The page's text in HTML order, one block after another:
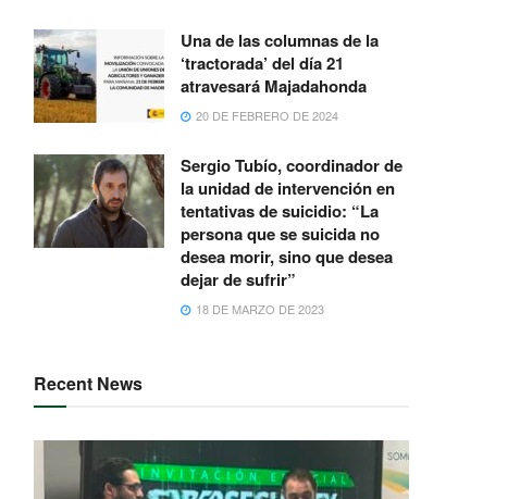
Una de las columnas de la
‘tractorada’ del día 21
atravesará Majadahonda
20 DE FEBRERO DE 2024
Sergio Tubío, coordinador de
la unidad de intervención en
tentativas de suicidio: “La
persona que se suicida no
desea morir, sino que desea
dejar de sufrir”
18 DE MARZO DE 2023
Recent News